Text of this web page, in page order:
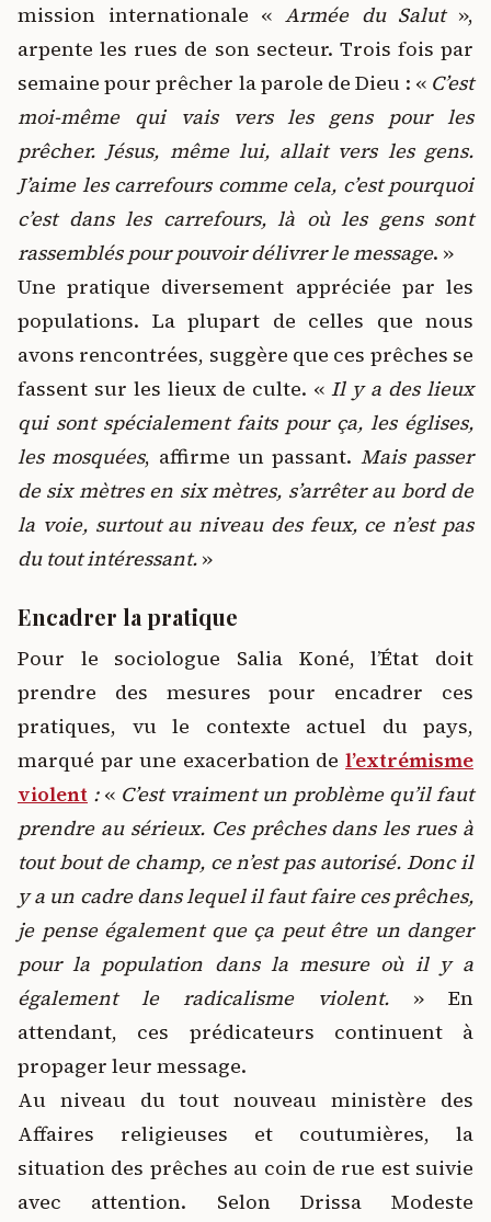
mission internationale « Armée du Salut »,
arpente les rues de son secteur. Trois fois par
semaine pour prêcher la parole de Dieu : « C’est
moi-même qui vais vers les gens pour les
prêcher. Jésus, même lui, allait vers les gens.
J’aime les carrefours comme cela, c’est pourquoi
c’est dans les carrefours, là où les gens sont
rassemblés pour pouvoir délivrer le message. »
Une pratique diversement appréciée par les
populations. La plupart de celles que nous
avons rencontrées, suggère que ces prêches se
fassent sur les lieux de culte. « Il y a des lieux
qui sont spécialement faits pour ça, les églises,
les mosquées, affirme un passant. Mais passer
de six mètres en six mètres, s’arrêter au bord de
la voie, surtout au niveau des feux, ce n’est pas
du tout intéressant. »
Encadrer la pratique
Pour le sociologue Salia Koné, l’État doit
prendre des mesures pour encadrer ces
pratiques, vu le contexte actuel du pays,
marqué par une exacerbation de l’extrémisme
violent : « C’est vraiment un problème qu’il faut
prendre au sérieux. Ces prêches dans les rues à
tout bout de champ, ce n’est pas autorisé. Donc il
y a un cadre dans lequel il faut faire ces prêches,
je pense également que ça peut être un danger
pour la population dans la mesure où il y a
également le radicalisme violent. » En
attendant, ces prédicateurs continuent à
propager leur message.
Au niveau du tout nouveau ministère des
Affaires religieuses et coutumières, la
situation des prêches au coin de rue est suivie
avec attention. Selon Drissa Modeste